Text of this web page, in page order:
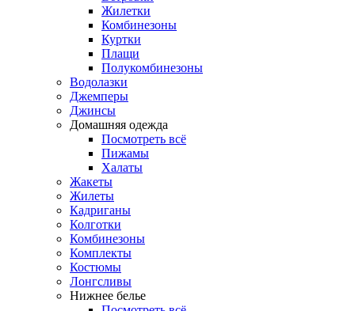
Жилетки
Комбинезоны
Куртки
Плащи
Полукомбинезоны
Водолазки
Джемперы
Джинсы
Домашняя одежда
Посмотреть всё
Пижамы
Халаты
Жакеты
Жилеты
Кадриганы
Колготки
Комбинезоны
Комплекты
Костюмы
Лонгсливы
Нижнее белье